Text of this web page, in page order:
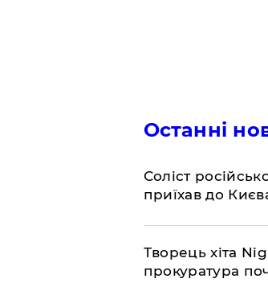
Останні
Соліст
приїхав до
Творець хіта
прокуратура